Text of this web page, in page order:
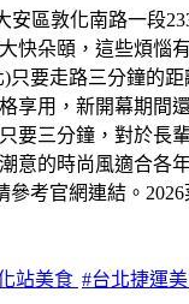
安區敦化南路一段
快朵頤，這些煩惱
只要走路三分鐘的
享用，新開幕期間
要三分鐘，對於長
意的時尚風適合各
參考官網連結。2026
站美食 #台北捷運